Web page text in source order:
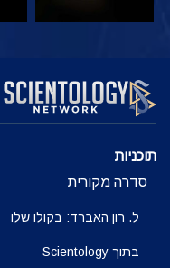
צפה
תוכניות
סדרה מקורית
ל. רון האברד: בקולו שלו
בתוך Scientology